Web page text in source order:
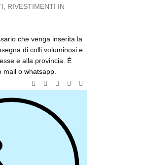
RIVESTIMENTI IN
che venga inserita la
di colli voluminosi e
e alla provincia. È
mail o whatsapp